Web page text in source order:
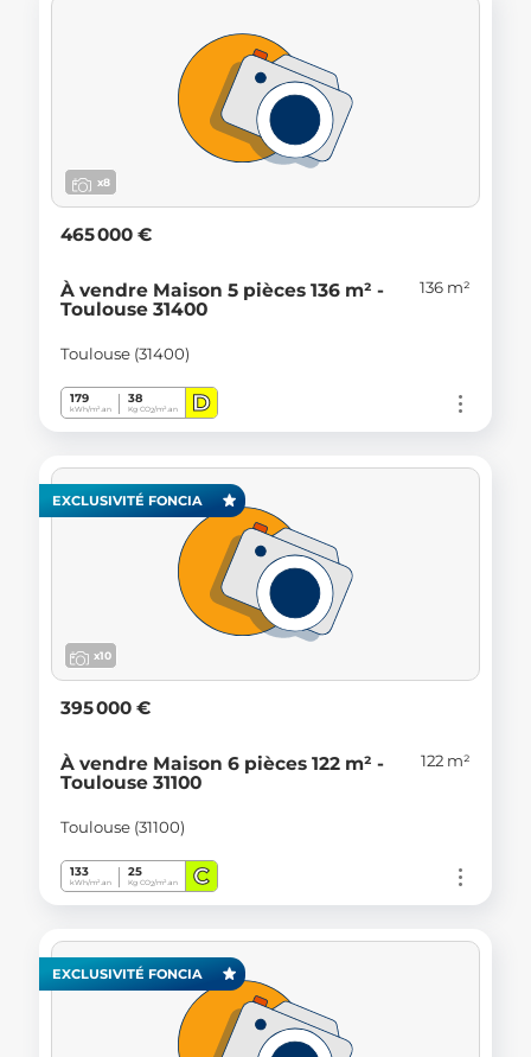
x8
465 000 €
À vendre Maison 5 pièces 136 m² -
Toulouse 31400
136 m²
Toulouse (31400)
179
kWh/m².an
38
Kg CO2/m².an D
EXCLUSIVITÉ FONCIA
x10
395 000 €
À vendre Maison 6 pièces 122 m² -
Toulouse 31100
122 m²
Toulouse (31100)
133
kWh/m².an
25
Kg CO2/m².an C
EXCLUSIVITÉ FONCIA